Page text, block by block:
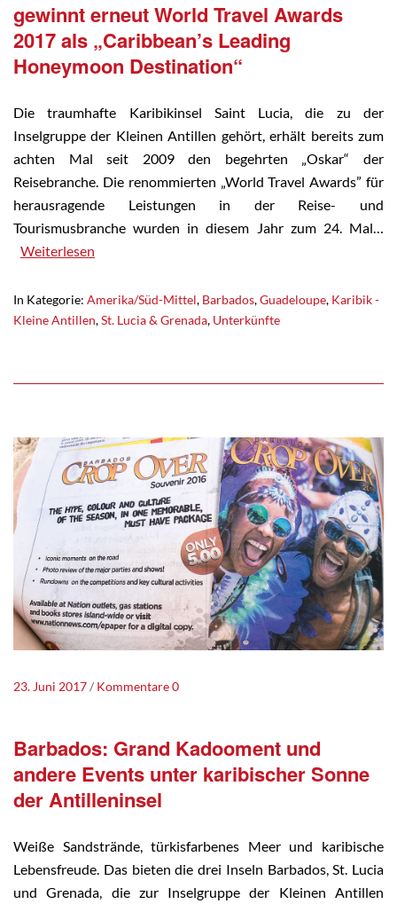
gewinnt erneut World Travel Awards
2017 als „Caribbean’s Leading
Honeymoon Destination“
Die traumhafte Karibikinsel Saint Lucia, die zu der
Inselgruppe der Kleinen Antillen gehört, erhält bereits zum
achten Mal seit 2009 den begehrten „Oskar“ der
Reisebranche. Die renommierten „World Travel Awards” für
herausragende Leistungen in der Reise- und
Tourismusbranche wurden in diesem Jahr zum 24. Mal…
Weiterlesen
In Kategorie: Amerika/Süd-Mittel, Barbados,Guadeloupe, Karibik -
Kleine Antillen,St. Lucia & Grenada, Unterkünfte
23. Juni 2017 Kommentare 0
Barbados: Grand Kadooment und
andere Events unter karibischer Sonne
der Antilleninsel
Weiße Sandstrände, türkisfarbenes Meer und karibische
Lebensfreude. Das bieten die drei Inseln Barbados, St. Lucia
und Grenada, die zur Inselgruppe der Kleinen Antillen